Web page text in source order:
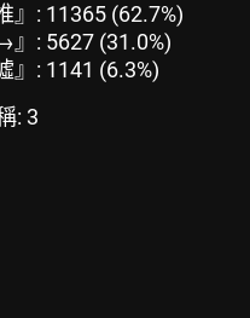
』: 11365 (62.7%)
: 5627 (31.0%)
』: 1141 (6.3%)
: 3